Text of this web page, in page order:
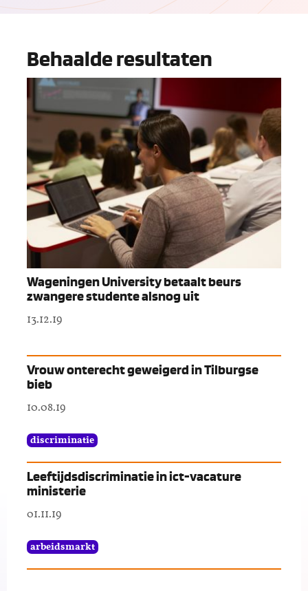
Behaalde resultaten
Wageningen University betaalt beurs
zwangere studente alsnog uit
13.12.19
Vrouw onterecht geweigerd in Tilburgse
bieb
10.08.19
discriminatie
Leeftijdsdiscriminatie in ict-vacature
ministerie
01.11.19
arbeidsmarkt